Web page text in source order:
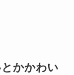
かかわい